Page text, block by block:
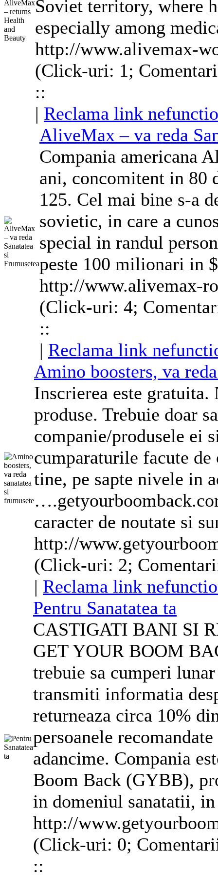
Soviet territory, where
especially among
http://www.alivemax-
(Click-uri: 1;
::
| Reclama link
AliveMax – va reda
Compania americana
ani, concomitent in 80
125. Cel mai bine s-a
sovietic, in care a
special in randul
peste 100 milionari in
http://www.alivemax-
(Click-uri: 4;
::
| Reclama link
Amino boosters, va
Inscrierea este
produse. Trebuie doar
companie/produsele ei
cumparaturile facute de
tine, pe sapte nivele in
caracter de noutate si
http://
(Click-uri: 2;
| Reclama link
Pentru Sanatatea ta
CASTIGATI BANI SI
GET YOUR BOOM
trebuie sa cumperi
transmiti informatia
returneaza circa 10%
persoanele
adancime. Compania
Boom Back (GYBB),
in domeniul sanatatii,
http://
(Click-uri: 0;
::